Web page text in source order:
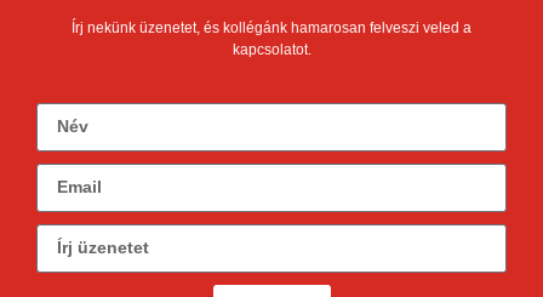
Írj nekünk üzenetet, és kollégánk hamarosan felveszi veled a
kapcsolatot.